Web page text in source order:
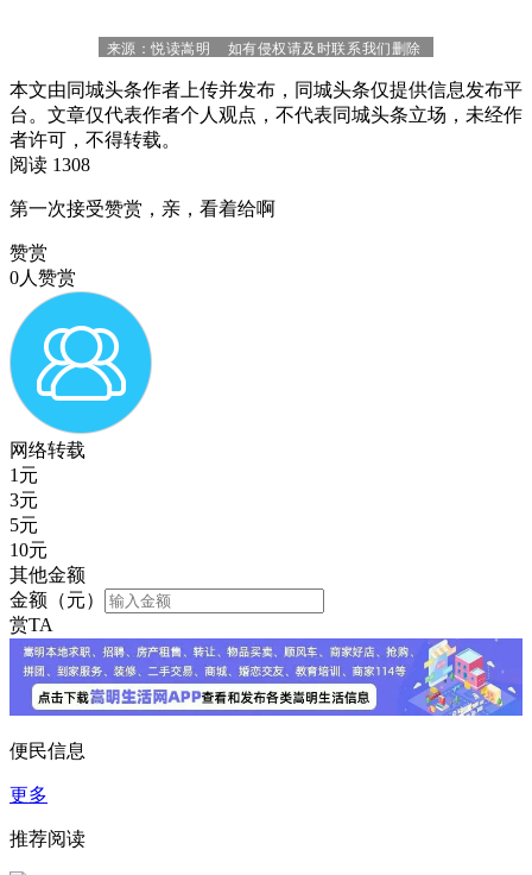
来源：悦读嵩明 如有侵权请及时联系我们删除
本文由同城头条作者上传并发布，同城头条仅提供信息发布平
台。文章仅代表作者个人观点，不代表同城头条立场，未经作
者许可，不得转载。
阅读 1308
第一次接受赞赏，亲，看着给啊
赞赏
0人赞赏
网络转载
1 元
3元
5元
10元
其他金额
金额（元）
赏TA
便民信息
更多
推荐阅读